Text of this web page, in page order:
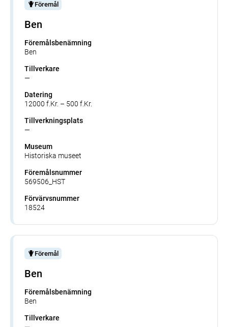
Föremål
Ben
Föremålsbenämning
Ben
Tillverkare
—
Datering
12000 f.Kr. – 500 f.Kr.
Tillverkningsplats
—
Museum
Historiska museet
Föremålsnummer
569506_HST
Förvärvsnummer
18524
Föremål
Ben
Föremålsbenämning
Ben
Tillverkare